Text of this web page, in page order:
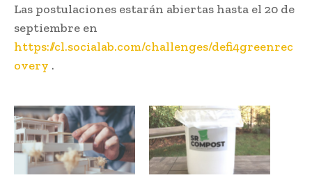
Las postulaciones estarán abiertas hasta el 20 de
septiembre en
https://cl.socialab.com/challenges/defi4greenrec
overy .